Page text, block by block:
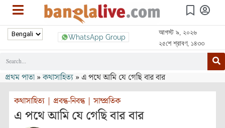
WhatsApp Group
আগস্ট ৯, ২০২৬
২৫শে শ্রাবণ, ১৪৩৩
প্রথম পাতা »কথাসাহিত্য »এ পথে আমি যে গেছি বার বার
কথাসাহিত্য | প্রবন্ধ-নিবন্ধ|সাম্প্রতিক
এ পথে আমি যে গেছি বার বার